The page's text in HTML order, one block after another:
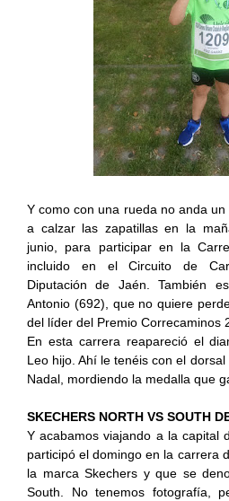
Y como con una rueda no anda
a calzar las zapatillas en la
junio, para participar en la
incluido en el Circuito de
Diputación de Jaén. También
Antonio (692), que no quiere
del líder del Premio Correcaminos
En esta carrera reapareció el
Leo hijo. Ahí le tenéis con el
Nadal, mordiendo la medalla que
SKECHERS NORTH VS SOUTH
Y acabamos viajando a la capital
participó el domingo en la carrera
la marca Skechers y que se
South. No tenemos fotografía,